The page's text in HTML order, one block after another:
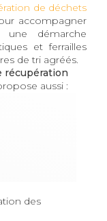
de déchets
accompagner
une démarche
et ferrailles
de tri agréés.
récupération
aussi :
des